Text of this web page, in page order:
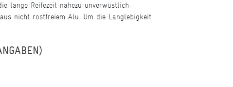
lange Reifezeit nahezu unverwüstlich
nicht rostfreiem Alu. Um die Langlebigkeit